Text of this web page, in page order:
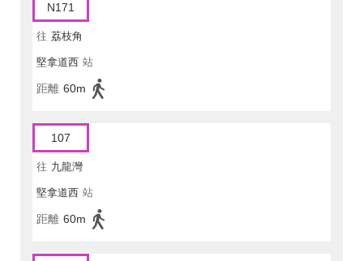
N171
往 荔枝角
堅拿道西 站
距離 60m
107
往 九龍灣
堅拿道西 站
距離 60m